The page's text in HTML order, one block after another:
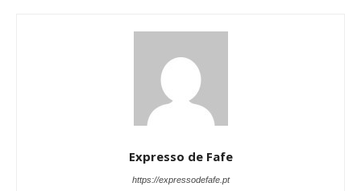
Expresso de Fafe
https://expressodefafe.pt